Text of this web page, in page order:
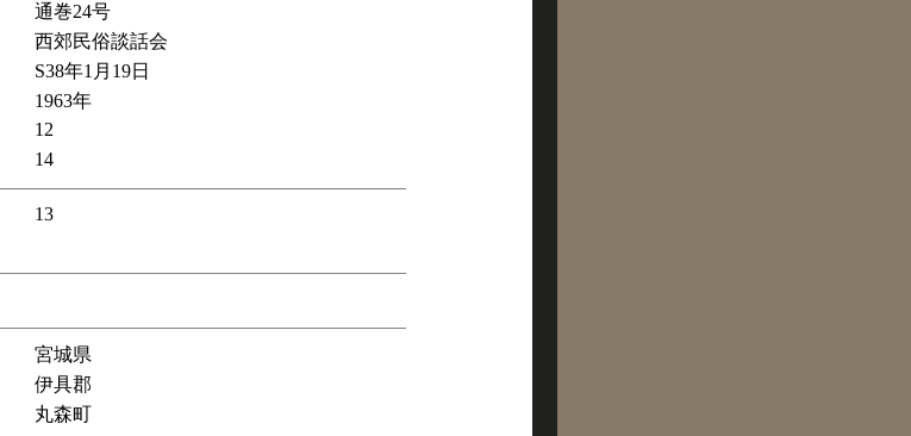
通巻24号
西郊民俗談話会
S38年1月19日
1963年
12
14
13
宮城県
伊具郡
丸森町